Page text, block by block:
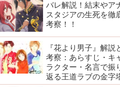
バレ解説！結末やア
スタジアの生死を徹
考察！！
『花より男子』解説
考察：あらすじ・キ
ラクター・名言で振
返る王道ラブの金字